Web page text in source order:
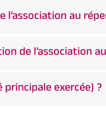
l’association au
de l’association
principale exercée) ?